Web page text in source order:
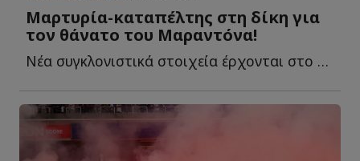
Μαρτυρία-καταπέλτης στη δίκη για
τον θάνατο του Μαραντόνα!
Νέα συγκλονιστικά στοιχεία έρχονται στο φως από τη δ...